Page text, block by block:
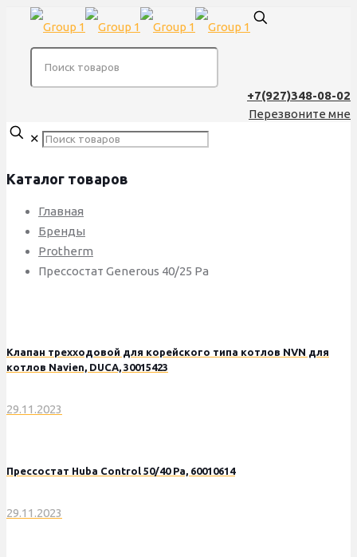
+7(927)348-08-02
Перезвоните мне
✕
Каталог товаров
Главная
Бренды
Protherm
Прессостат Generous 40/25 Pa
Клапан трехходовой для корейского типа котлов NVN для
котлов Navien, DUCA, 30015423
29.11.2023
Прессостат Huba Control 50/40 Pa, 60010614
29.11.2023